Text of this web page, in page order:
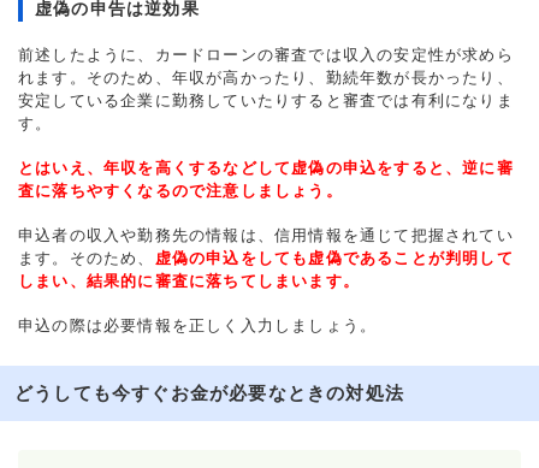
虚偽の申告は逆効果
前述したように、カードローンの審査では収入の安定性が求めら
れます。そのため、年収が高かったり、勤続年数が長かったり、
安定している企業に勤務していたりすると審査では有利になりま
す。
とはいえ、年収を高くするなどして虚偽の申込をすると、逆に審
査に落ちやすくなるので注意しましょう。
申込者の収入や勤務先の情報は、信用情報を通じて把握されてい
ます。そのため、 虚偽の申込をしても虚偽であることが判明して
しまい、結果的に審査に落ちてしまいます。
申込の際は必要情報を正しく入力しましょう。
どうしても今すぐお金が必要なときの対処法